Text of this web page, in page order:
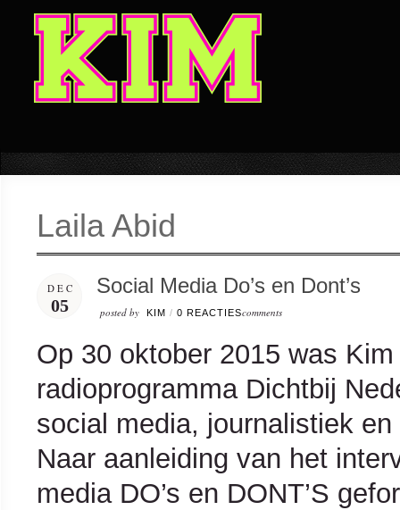
Laila Abid
DEC
05
Social Media Do’s en Dont’s
posted by KIM / 0 REACTIEScomments
Op 30 oktober 2015 was
radioprogramma Dichtbij
social media, journalistiek
Naar aanleiding van het
media DO’s en DONT’S